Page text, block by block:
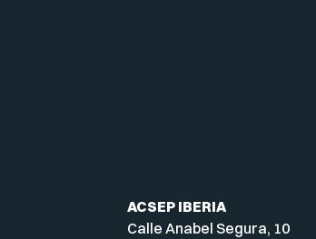
ACSEP IBERIA
Calle Anabel Segura, 10